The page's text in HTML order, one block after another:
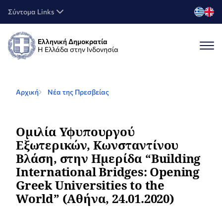
Σύντομα Links
Ελληνική Δημοκρατία
Η Ελλάδα στην Ινδονησία
Αρχική Νέα της Πρεσβείας
Ομιλία Υφυπουργού
Εξωτερικών, Κωνσταντίνου
Βλάση, στην Ημερίδα “Building
International Bridges: Opening
Greek Universities to the
World” (Αθήνα, 24.01.2020)